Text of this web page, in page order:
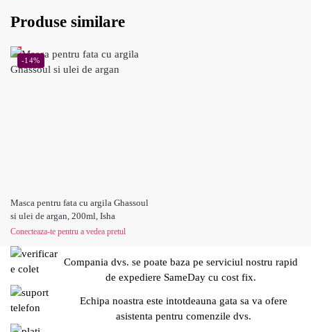
Produse similare
-14%
Masca pentru fata cu argila Ghassoul
si ulei de argan, 200ml, Isha
Conecteaza-te pentru a vedea pretul
Compania dvs. se poate baza pe serviciul nostru rapid
de expediere SameDay cu cost fix.
Echipa noastra este intotdeauna gata sa va ofere
asistenta pentru comenzile dvs.